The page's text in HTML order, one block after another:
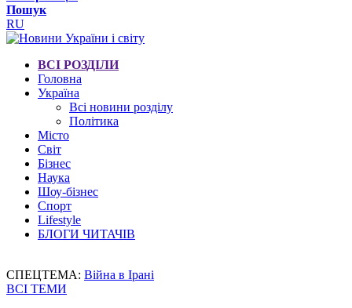
Пошук
RU
ВСІ РОЗДІЛИ
Головна
Україна
Всі новини розділу
Політика
Місто
Світ
Бізнес
Наука
Шоу-бізнес
Спорт
Lifestyle
БЛОГИ ЧИТАЧІВ
СПЕЦТЕМА: Війна в Ірані
ВСІ ТЕМИ